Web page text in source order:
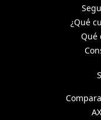
¿Qué
Qué